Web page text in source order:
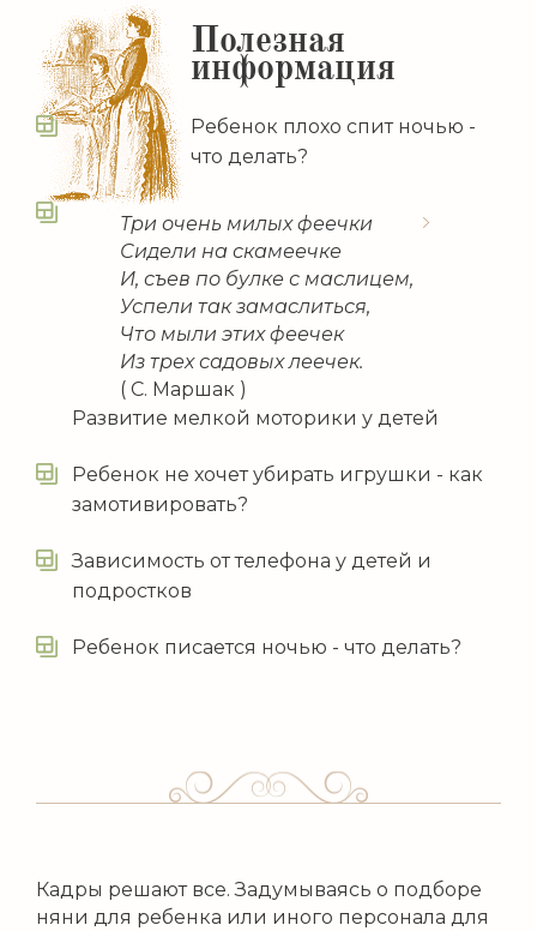
Три очень милых феечки
Сидели на скамеечке
И, съев по булке с маслицем,
Успели так замаслиться,
Что мыли этих феечек
Из трех садовых леечек.
( С. Маршак )
Полезная
информация
Ребенок плохо спит ночью -
что делать?
Развитие мелкой моторики у детей
Ребенок не хочет убирать игрушки - как
замотивировать?
Зависимость от телефона у детей и
подростков
Ребенок писается ночью - что делать?
Кадры решают все. Задумываясь о подборе
няни для ребенка или иного персонала для